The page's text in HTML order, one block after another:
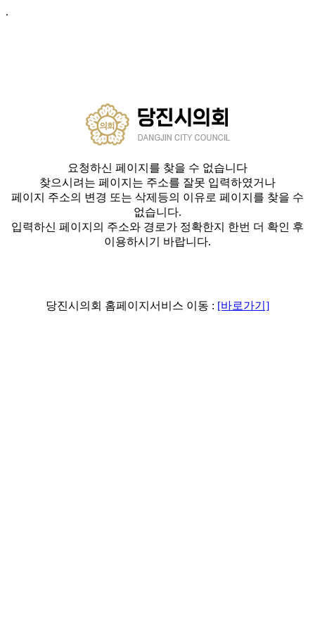
.
요청하신 페이지를 찾을 수 없습니다
찾으시려는 페이지는 주소를 잘못 입력하였거나
페이지 주소의 변경 또는 삭제등의 이유로 페이지를 찾을 수
없습니다.
입력하신 페이지의 주소와 경로가 정확한지 한번 더 확인 후
이용하시기 바랍니다.
당진시의회 홈페이지서비스 이동 : [바로가기]